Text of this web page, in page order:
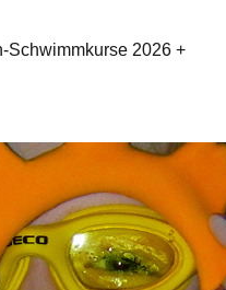
Schwimmkurse 2026 +